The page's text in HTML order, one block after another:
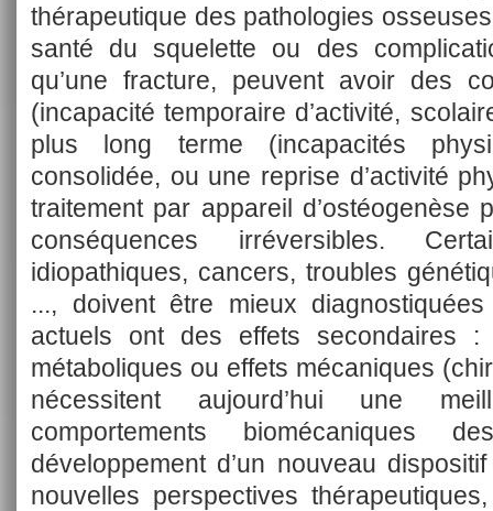
thérapeutique des pathologies
santé du squelette ou des
qu’une fracture, peuvent avoir des
(incapacité temporaire d’activité,
plus long terme (incapacités
consolidée, ou une reprise d’activité
traitement par appareil d’ostéogenèse
conséquences irréversibles.
idiopathiques, cancers, troubles
..., doivent être mieux
actuels ont des effets secondaires :
métaboliques ou effets mécaniques
nécessitent aujourd’hui une
comportements
développement d’un nouveau
nouvelles perspectives